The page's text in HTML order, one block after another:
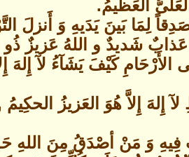
العَظيمُ.
لِمَا بَينَ يَدَيهِ وَ أَنزلَ
شَديدٌ و اللهُ عَزيزٌ ذُو
كَيْفَ يَشَآءُ لآ إِلهَ
إِلهَ إِلاَّ هُوَ العَزيزُ
فِيهِ وَ مَنْ أصْدَقُ مِنَ اللهِ